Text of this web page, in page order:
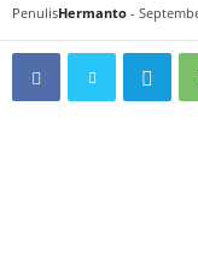
PenulisHermanto -